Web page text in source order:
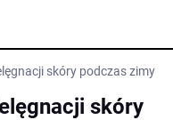
skóry podczas zimy
skóry